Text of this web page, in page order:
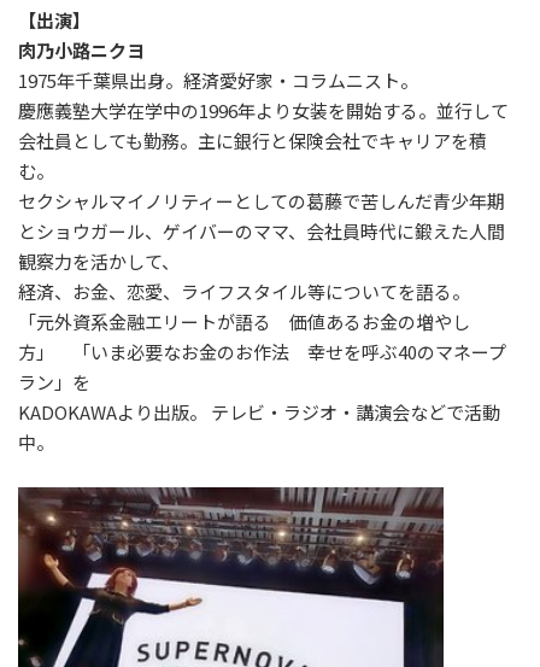
【出演】
肉乃小路ニクヨ
1975年千葉県出身。経済愛好家・コラムニスト。
慶應義塾大学在学中の1996年より女装を開始する。並行して
会社員としても勤務。主に銀行と保険会社でキャリアを積
む。
セクシャルマイノリティーとしての葛藤で苦しんだ青少年期
とショウガール、ゲイバーのママ、会社員時代に鍛えた人間
観察力を活かして、
経済、お金、恋愛、ライフスタイル等についてを語る。
「元外資系金融エリートが語る 価値あるお金の増やし
方」 「いま必要なお金のお作法 幸せを呼ぶ40のマネープ
ラン」を
KADOKAWAより出版。 テレビ・ラジオ・講演会などで活動
中。